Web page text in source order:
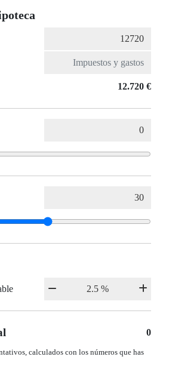
12.720 €
0
calculados con los números que has